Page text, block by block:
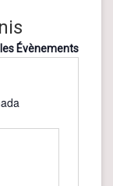
Évènements